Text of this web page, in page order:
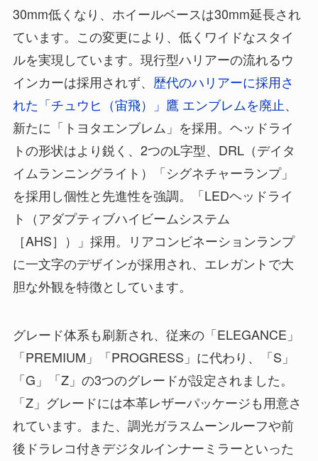
30mm低くなり、ホイールベースは30mm延長され
ています。この変更により、低くワイドなスタイ
ルを実現しています。現行型ハリアーの流れるウ
インカーは採用されず、 歴代のハリアーに採用さ
れた「チュウヒ（宙飛）」鷹 エンブレムを廃止、
新たに「トヨタエンブレム」を採用。ヘッドライ
トの形状はより鋭く、2つのL字型、DRL（デイタ
イムランニングライト）「シグネチャーランプ」
を採用し個性と先進性を強調。「LEDヘッドライ
ト（アダプティブハイビームシステム
［AHS］）」採用。リアコンビネーションランプ
に一文字のデザインが採用され、エレガントで大
胆な外観を特徴としています。
グレード体系も刷新され、従来の「ELEGANCE」
「PREMIUM」「PROGRESS」に代わり、「S」
「G」「Z」の3つのグレードが設定されました。
「Z」グレードには本革レザーパッケージも用意さ
れています。また、調光ガラスムーンルーフや前
後ドラレコ付きデジタルインナーミラーといった